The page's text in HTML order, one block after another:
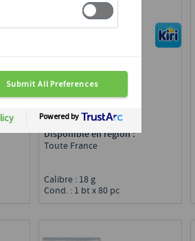
Disponible en région :
Toute France
Calibre : 18 g
Cond. : 1 bt x 80 pc